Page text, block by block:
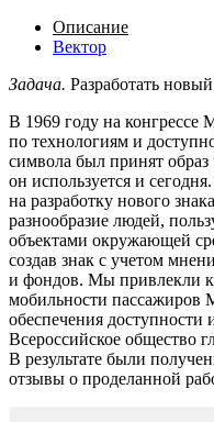
Описание
Вектор
Задача. Разработать
В 1969 году на конгрессе
по технологиям и
символа был принят образ
он используется и
на разработку нового
разнообразие людей,
объектами окружающей
создав знак с учетом
и фондов. Мы привлекли к
мобильности пассажиров
обеспечения доступности
Всероссийское общество
В результате были
отзывы о проделанной